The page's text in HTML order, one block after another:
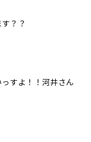
？？
すよ！！河井さん